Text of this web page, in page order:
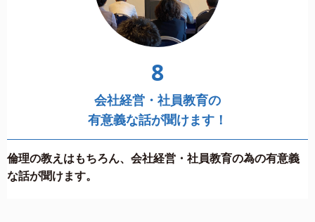
8
会社経営・社員教育の
有意義な話が聞けます！
倫理の教えはもちろん、会社経営・社員教育の為の有意義
な話が聞けます。